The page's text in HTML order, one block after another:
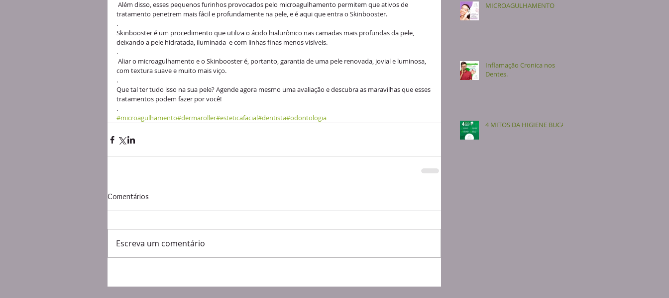
tratamento penetrem mais fácil e profundamente na pele, e é aqui que entra o Skinbooster.
.
Skinbooster é um procedimento que utiliza o ácido hialurônico nas camadas mais profundas da pele,
deixando a pele hidratada, iluminada  e com linhas finas menos visíveis.
.
com textura suave e muito mais viço.
.
Que tal ter tudo isso na sua pele? Agende agora mesmo uma avaliação e descubra as maravilhas que esses
tratamentos podem fazer por você!
.
#microagulhamento#dermaroller#esteticafacial#dentista#odontologia
Comentários
Escreva um comentário
MICROAGULHAMENTO
Inflamação Cronica nos
Dentes.
4 MITOS DA HIGIENE BUCAL